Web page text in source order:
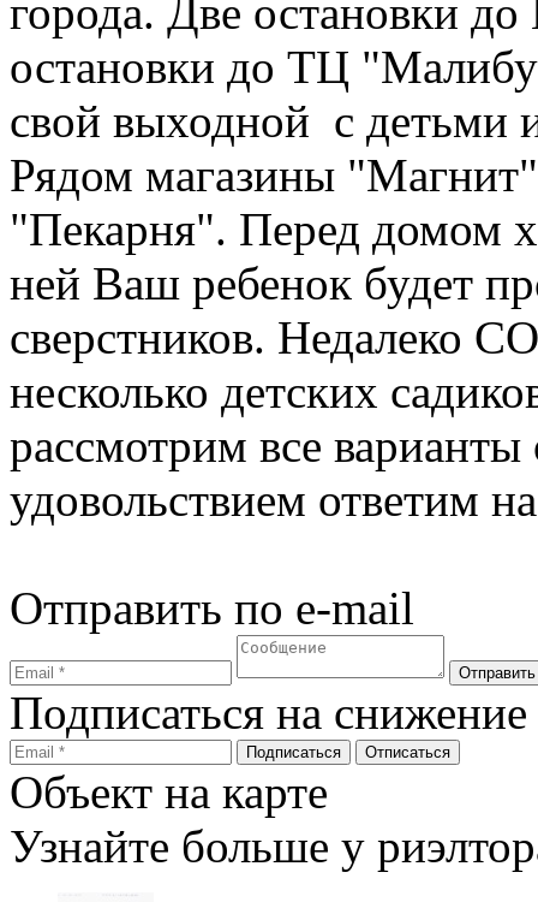
города. Две остановки
остановки до ТЦ
свой выходной с детьми
Рядом магазины
"Пекарня". Перед домом
ней Ваш ребенок будет
сверстников.
несколько детских
рассмотрим все
удовольствием ответим
Отправить по e-mail
Подписаться на
Объект на карте
Узнайте больше у